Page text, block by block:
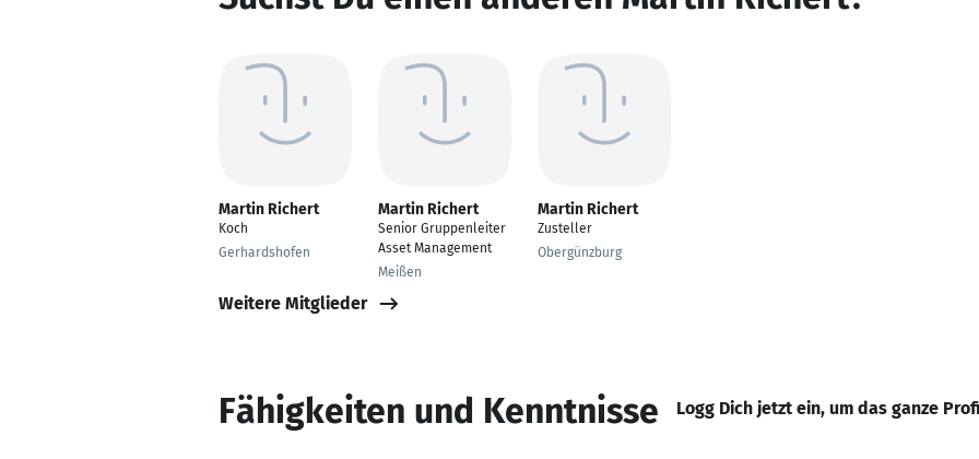
Martin Richert
Koch
Gerhardshofen
Martin Richert
Senior Gruppenleiter
Asset Management
Meißen
Martin Richert
Zusteller
Obergünzburg
Weitere Mitglieder
Fähigkeiten und Kenntnisse Logg Dich jetzt ein, um das ganze